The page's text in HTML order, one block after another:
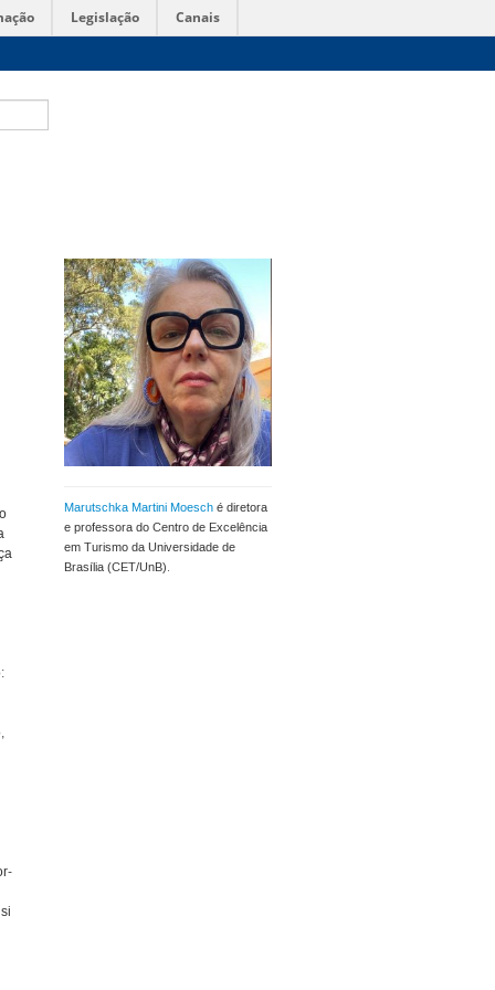
Legislação Canais
Marutschka Martini Moesch é diretora
e professora do Centro de Excelência
em Turismo da Universidade de
Brasília (CET/UnB).